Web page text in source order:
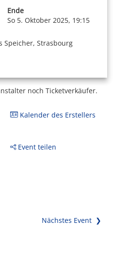
Ende
So 5. Oktober 2025, 19:15
Speicher, Strasbourg
noch Ticketverkäufer.
Kalender des Erstellers
Event teilen
Nächstes Event ❯